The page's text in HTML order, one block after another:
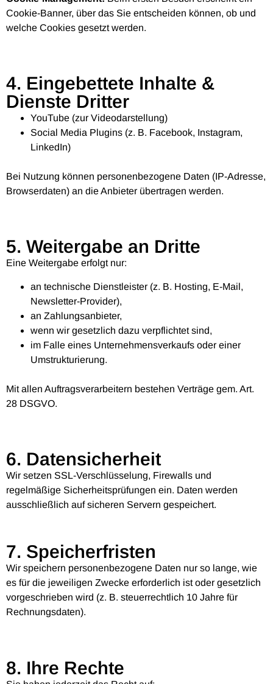
Cookie-Banner, über das Sie entscheiden können, ob und
welche Cookies gesetzt werden.
4. Eingebettete Inhalte &
Dienste Dritter
YouTube (zur Videodarstellung)
Social Media Plugins (z. B. Facebook, Instagram,
LinkedIn)
Bei Nutzung können personenbezogene Daten (IP-Adresse,
Browserdaten) an die Anbieter übertragen werden.
5. Weitergabe an Dritte
Eine Weitergabe erfolgt nur:
an technische Dienstleister (z. B. Hosting, E-Mail,
Newsletter-Provider),
an Zahlungsanbieter,
wenn wir gesetzlich dazu verpflichtet sind,
im Falle eines Unternehmensverkaufs oder einer
Umstrukturierung.
Mit allen Auftragsverarbeitern bestehen Verträge gem. Art.
28 DSGVO.
6. Datensicherheit
Wir setzen SSL-Verschlüsselung, Firewalls und
regelmäßige Sicherheitsprüfungen ein. Daten werden
ausschließlich auf sicheren Servern gespeichert.
7. Speicherfristen
Wir speichern personenbezogene Daten nur so lange, wie
es für die jeweiligen Zwecke erforderlich ist oder gesetzlich
vorgeschrieben wird (z. B. steuerrechtlich 10 Jahre für
Rechnungsdaten).
8. Ihre Rechte